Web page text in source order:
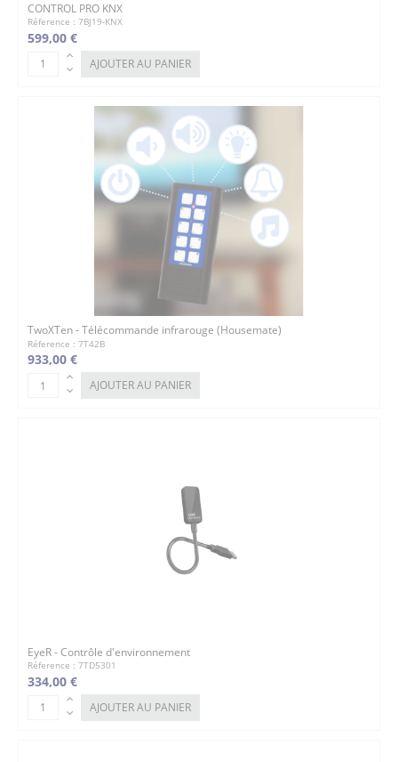
CONTROL PRO KNX
Réference : 7BJ19-KNX
599,00 €
AJOUTER AU PANIER
TwoXTen - Télécommande infrarouge (Housemate)
Réference : 7T42B
933,00 €
AJOUTER AU PANIER
EyeR - Contrôle d'environnement
Réference : 7TD5301
334,00 €
AJOUTER AU PANIER